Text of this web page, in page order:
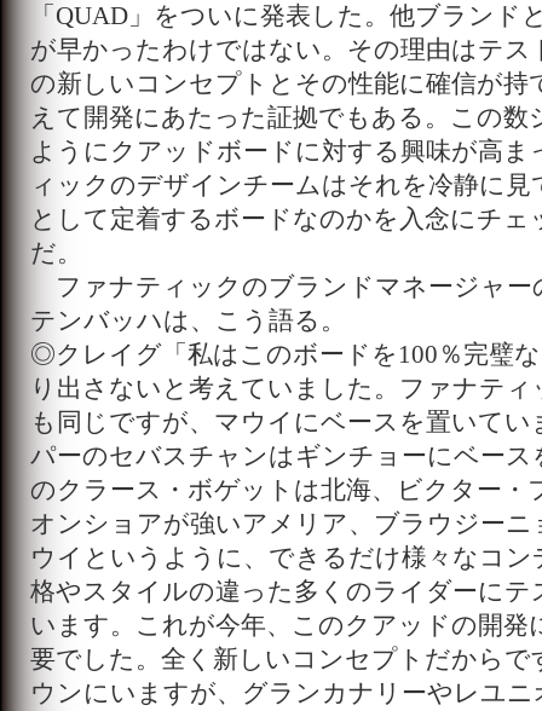
「QUAD」をついに発表した。他ブランド
が早かったわけではない。その理由はテス
の新しいコンセプトとその性能に確信が持
えて開発にあたった証拠でもある。この数
ようにクアッドボードに対する興味が高ま
ィックのデザインチームはそれを冷静に
として定着するボードなのかを入念にチェ
だ。
ファナティックのブランドマネージャー
テンバッハは、こう語る。
◎クレイグ「私はこのボードを100％完璧
り出さないと考えていました。ファナテ
も同じですが、マウイにベースを置いて
パーのセバスチャンはギンチョーにベース
のクラース・ボゲットは北海、ビクター・
オンショアが強いアメリア、ブラウジー
ウイというように、できるだけ様々なコ
格やスタイルの違った多くのライダーに
います。これが今年、このクアッドの開発
要でした。全く新しいコンセプトだからで
ウンにいますが、グランカナリーやレユ